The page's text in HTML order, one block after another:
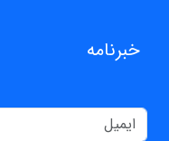
خبرنامه